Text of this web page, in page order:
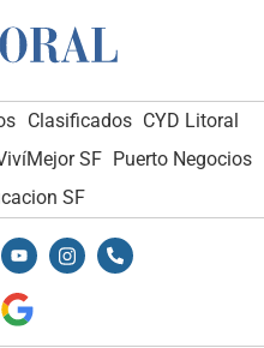
Clasificados CYD Litoral
SF Puerto Negocios
SF